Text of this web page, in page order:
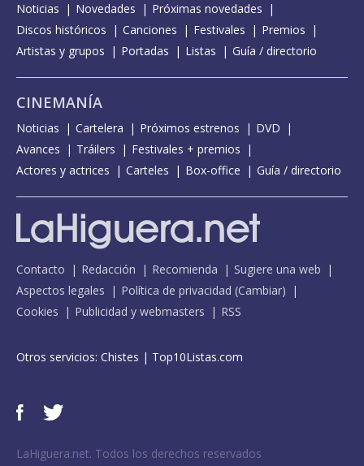
Noticias Novedades
Próximas novedades
Discos históricos
Canciones Festivales
Premios
Artistas y grupos
Portadas Listas Guía / directorio
CINEMANÍA
Noticias Cartelera Próximos estrenos
DVD
Avances
Tráilers
Festivales + premios
Actores y actrices
Carteles Box-office Guía / directorio
Contacto Redacción Recomienda
Sugiere una web
Aspectos legales
Política de privacidad (Cambiar)
Cookies
Publicidad y webmasters RSS
Otros servicios: Chistes | Top10Listas.com
LaHiguera.net. Todos los derechos reservados